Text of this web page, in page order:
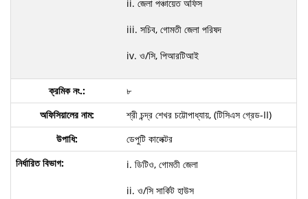
ii. জেলা পঞ্চায়েত অফিস
iii. সচিব, গোমতী জেলা পরিষদ
iv. ও/সি, পিআরটিআই
৮
শ্রী চন্দ্র শেখর চট্টোপাধ্যায়, (টিসিএস গ্রেড-II)
ডেপুটি কালেক্টর
i. ডিটিও, গোমতী জেলা
ii. ও/সি সার্কিট হাউস